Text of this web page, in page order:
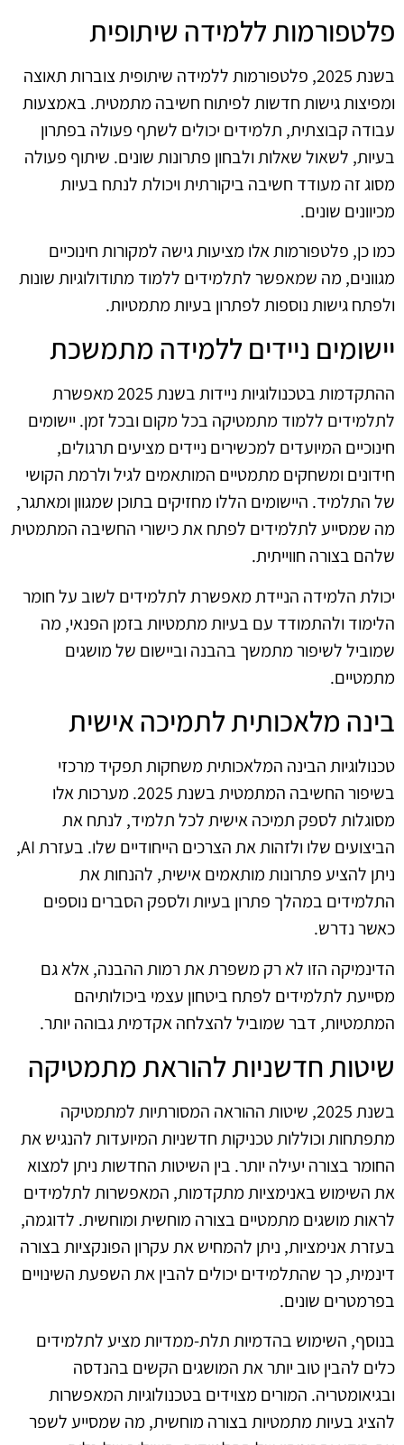
פלטפורמות ללמידה שיתופית
בשנת 2025, פלטפורמות ללמידה שיתופית צוברות תאוצה
ומפיצות גישות חדשות לפיתוח חשיבה מתמטית. באמצעות
עבודה קבוצתית, תלמידים יכולים לשתף פעולה בפתרון
בעיות, לשאול שאלות ולבחון פתרונות שונים. שיתוף פעולה
מסוג זה מעודד חשיבה ביקורתית ויכולת לנתח בעיות
מכיוונים שונים.
כמו כן, פלטפורמות אלו מציעות גישה למקורות חינוכיים
מגוונים, מה שמאפשר לתלמידים ללמוד מתודולוגיות שונות
ולפתח גישות נוספות לפתרון בעיות מתמטיות.
יישומים ניידים ללמידה מתמשכת
ההתקדמות בטכנולוגיות ניידות בשנת 2025 מאפשרת
לתלמידים ללמוד מתמטיקה בכל מקום ובכל זמן. יישומים
חינוכיים המיועדים למכשירים ניידים מציעים תרגולים,
חידונים ומשחקים מתמטיים המותאמים לגיל ולרמת הקושי
של התלמיד. היישומים הללו מחזיקים בתוכן שמגוון ומאתגר,
מה שמסייע לתלמידים לפתח את כישורי החשיבה המתמטית
שלהם בצורה חווייתית.
יכולת הלמידה הניידת מאפשרת לתלמידים לשוב על חומר
הלימוד ולהתמודד עם בעיות מתמטיות בזמן הפנאי, מה
שמוביל לשיפור מתמשך בהבנה וביישום של מושגים
מתמטיים.
בינה מלאכותית לתמיכה אישית
טכנולוגיות הבינה המלאכותית משחקות תפקיד מרכזי
בשיפור החשיבה המתמטית בשנת 2025. מערכות אלו
מסוגלות לספק תמיכה אישית לכל תלמיד, לנתח את
הביצועים שלו ולזהות את הצרכים הייחודיים שלו. בעזרת AI,
ניתן להציע פתרונות מותאמים אישית, להנחות את
התלמידים במהלך פתרון בעיות ולספק הסברים נוספים
כאשר נדרש.
הדינמיקה הזו לא רק משפרת את רמות ההבנה, אלא גם
מסייעת לתלמידים לפתח ביטחון עצמי ביכולותיהם
המתמטיות, דבר שמוביל להצלחה אקדמית גבוהה יותר.
שיטות חדשניות להוראת מתמטיקה
בשנת 2025, שיטות ההוראה המסורתיות למתמטיקה
מתפתחות וכוללות טכניקות חדשניות המיועדות להנגיש את
החומר בצורה יעילה יותר. בין השיטות החדשות ניתן למצוא
את השימוש באנימציות מתקדמות, המאפשרות לתלמידים
לראות מושגים מתמטיים בצורה מוחשית ומוחשית. לדוגמה,
בעזרת אנימציות, ניתן להמחיש את עקרון הפונקציות בצורה
דינמית, כך שהתלמידים יכולים להבין את השפעת השינויים
בפרמטרים שונים.
בנוסף, השימוש בהדמיות תלת-ממדיות מציע לתלמידים
כלים להבין טוב יותר את המושגים הקשים בהנדסה
ובגיאומטריה. המורים מצוידים בטכנולוגיות המאפשרות
להציג בעיות מתמטיות בצורה מוחשית, מה שמסייע לשפר